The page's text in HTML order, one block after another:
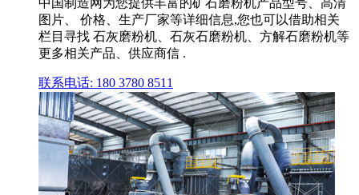
中国制造网为您提供丰富的矿石磨粉机产品型号、高清
图片、 价格、生产厂家等详细信息,您也可以借助相关
栏目寻找 石灰磨粉机、石灰石磨粉机、方解石磨粉机等
更多相关产品、供应商信 .
联系电话: 180 3780 8511